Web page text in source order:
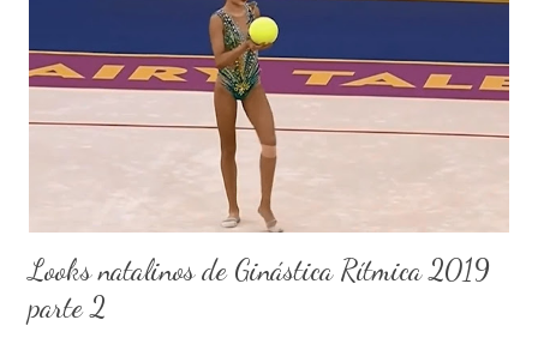
Looks natalinos de Ginástica Rítmica 2019
parte 2